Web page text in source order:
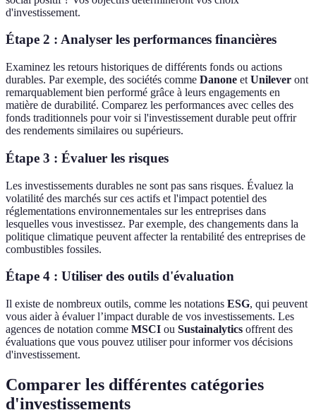
d'investissement.
Étape 2 : Analyser les performances financières
Examinez les retours historiques de différents fonds ou actions
durables. Par exemple, des sociétés comme Danone et Unilever ont
remarquablement bien performé grâce à leurs engagements en
matière de durabilité. Comparez les performances avec celles des
fonds traditionnels pour voir si l'investissement durable peut offrir
des rendements similaires ou supérieurs.
Étape 3 : Évaluer les risques
Les investissements durables ne sont pas sans risques. Évaluez la
volatilité des marchés sur ces actifs et l'impact potentiel des
réglementations environnementales sur les entreprises dans
lesquelles vous investissez. Par exemple, des changements dans la
politique climatique peuvent affecter la rentabilité des entreprises de
combustibles fossiles.
Étape 4 : Utiliser des outils d'évaluation
Il existe de nombreux outils, comme les notations ESG, qui peuvent
vous aider à évaluer l’impact durable de vos investissements. Les
agences de notation comme MSCI ou Sustainalytics offrent des
évaluations que vous pouvez utiliser pour informer vos décisions
d'investissement.
Comparer les différentes catégories
d'investissements